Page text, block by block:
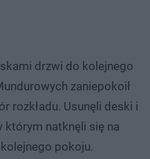
drzwi do kolejnego
zaniepokoił
rozkładu. Usunęli deski i
którym natknęli się na
pokoju.